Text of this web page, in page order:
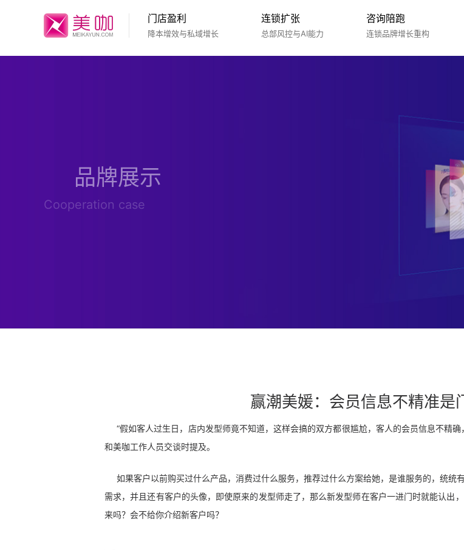
门店盈利
降本增效与私域增长
连锁扩张
总部风控与AI能力
咨询陪跑
连锁品牌增长重构
品牌展示
Cooperation case
赢潮美媛：会员信息不精准是
“假如客人过生日，店内发型师竟不知道，这样会搞的双方都很尴尬，客人的会员信息不精
和美咖工作人员交谈时提及。
如果客户以前购买过什么产品，消费过什么服务，推荐过什么方案给她，是谁服务的，统
需求，并且还有客户的头像，即使原来的发型师走了，那么新发型师在客户一进门时就能认出
来吗？会不给你介绍新客户吗？